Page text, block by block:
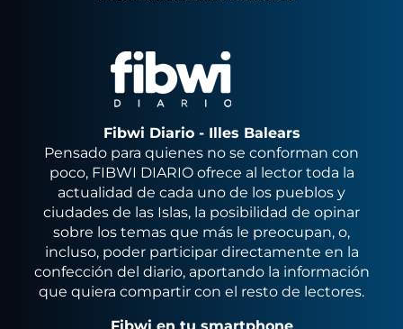
Fibwi Diario - Illes Balears
Pensado para quienes no se conforman con
poco, FIBWI DIARIO ofrece al lector toda la
actualidad de cada uno de los pueblos y
ciudades de las Islas, la posibilidad de opinar
sobre los temas que más le preocupan, o,
incluso, poder participar directamente en la
confección del diario, aportando la información
que quiera compartir con el resto de lectores.